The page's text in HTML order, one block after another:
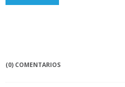
(0) COMENTARIOS